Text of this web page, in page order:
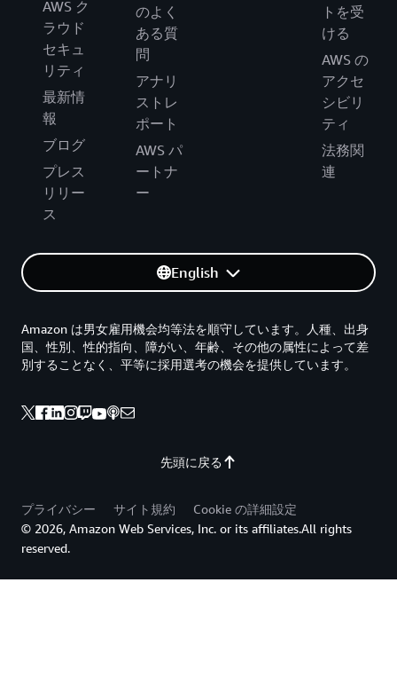
AWS ク
ラウド
セキュ
リティ
最新情
報
ブログ
プレス
リリー
ス
のよく
ある質
問
アナリ
ストレ
ポート
AWS パ
ートナ
ー
トを受
ける
AWS の
アクセ
シビリ
ティ
法務関
連
English
先頭に戻る
Amazon は男女雇用機会均等法を順守しています。人種、出身
国、性別、性的指向、障がい、年齢、その他の属性によって差
別することなく、平等に採用選考の機会を提供しています。
プライバシー サイト規約
Cookie の詳細設定
© 2026, Amazon Web Services, Inc. or its affiliates.All rights
reserved.